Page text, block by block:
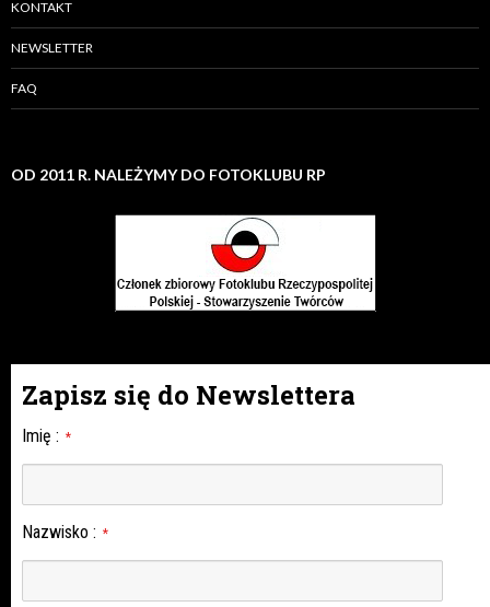
KONTAKT
NEWSLETTER
FAQ
OD 2011 R. NALEŻYMY DO FOTOKLUBU RP
Zapisz się do Newslettera
Imię : *
Nazwisko : *